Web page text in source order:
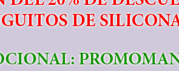
14.0-
14.5
1.40-
1.45
10.0 796 ≥11
14.8
1.48
10.0 796